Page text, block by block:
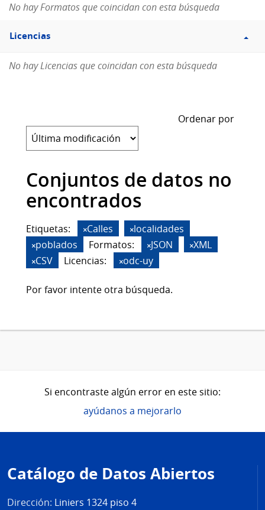
No hay Formatos que coincidan con esta búsqueda
Filtro
Licencias
Licencias
No hay Licencias que coincidan con esta búsqueda
Ordenar por
Conjuntos de datos no
encontrados
Etiquetas: Calles
localidades
poblados
Formatos: JSON
XML
CSV
Licencias: odc-uy
Por favor intente otra búsqueda.
Si encontraste algún error en este sitio:
ayúdanos a mejorarlo
de
página
Catálogo de Datos Abiertos
Dirección: Liniers 1324 piso 4